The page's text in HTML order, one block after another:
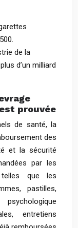
de la
d’un milliard
prouvée
de santé, la
des
et la sécurité
par les
telles que les
pastilles,
entretiens